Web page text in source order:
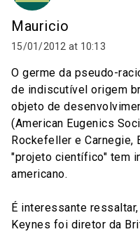
Mauricio
15/01/2012 at 10:13
O germe da pseudo-
de indiscutível origem
objeto de
(American Eugenics
Rockefeller e Carnegie,
"projeto científico" tem
americano.
É interessante
Keynes foi diretor da